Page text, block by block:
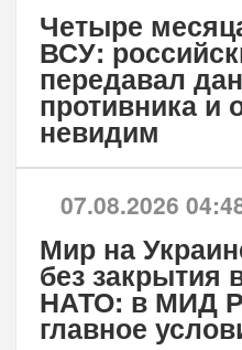
Четыре
ВСУ:
передавал
противника и
невидим
07.08.2026
Мир на
без закрытия
НАТО: в МИД
главное